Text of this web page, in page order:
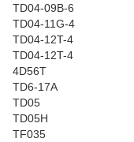
TD04-09B-6
TD04-11G-4
TD04-12T-4
TD04-12T-4
4D56T
TD6-17A
TD05
TD05H
TF035